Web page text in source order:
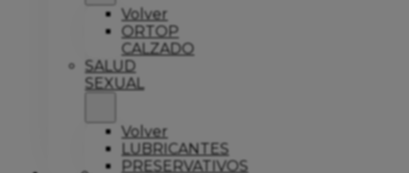
Volver
ORTOP
CALZADO
SALUD
SEXUAL
Volver
LUBRICANTES
PRESERVATIVOS